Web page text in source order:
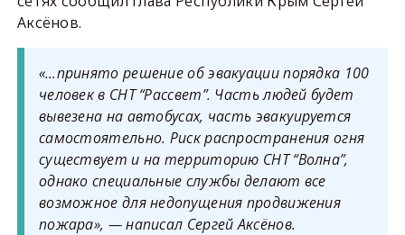
Аксёнов.
«…принято решение об эвакуации порядка 100
человек в СНТ “Рассвет”. Часть людей будет
вывезена на автобусах, часть эвакуируется
самостоятельно. Риск распространения огня
существует и на территорию СНТ “Волна”,
однако специальные службы делают все
возможное для недопущения продвижения
пожара», — написал Сергей Аксёнов.